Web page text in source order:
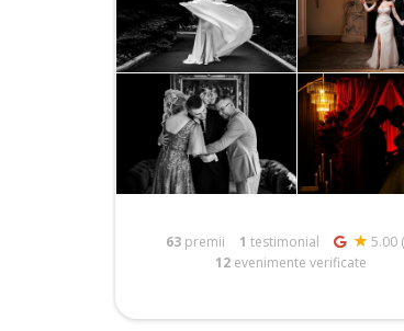
63 premii 1 testimonial 5.00 (
12 evenimente verificate